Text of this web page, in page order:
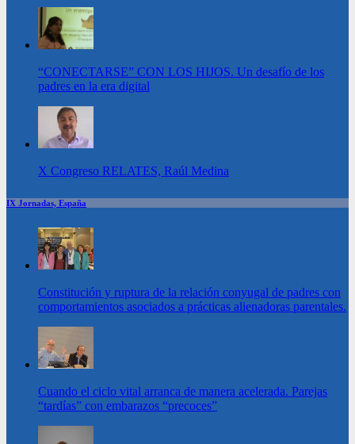
“CONECTARSE” CON LOS HIJOS. Un desafío de los
padres en la era digital
X Congreso RELATES, Raúl Medina
IX Jornadas, España
Constitución y ruptura de la relación conyugal de padres con
comportamientos asociados a prácticas alienadoras parentales.
Cuando el ciclo vital arranca de manera acelerada. Parejas
“tardías” con embarazos “precoces”